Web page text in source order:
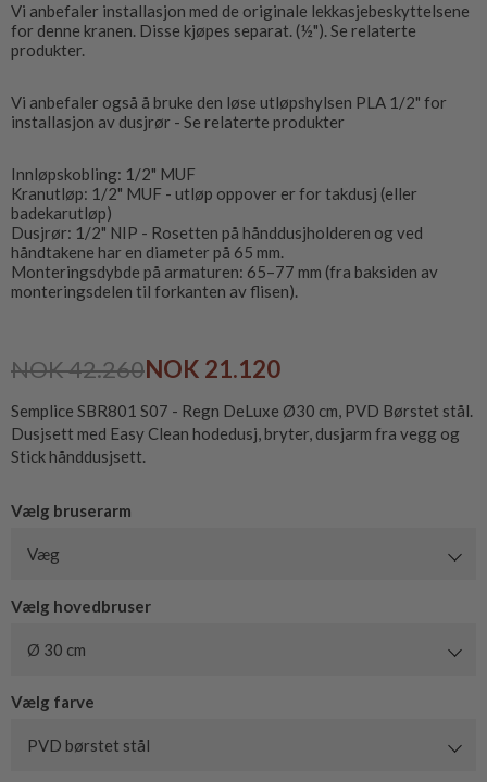
Vi anbefaler installasjon med de originale lekkasjebeskyttelsene
for denne kranen. Disse kjøpes separat. (½"). Se relaterte
produkter.
Vi anbefaler også å bruke den løse utløpshylsen PLA 1/2" for
installasjon av dusjrør - Se relaterte produkter
Innløpskobling: 1/2" MUF
Kranutløp: 1/2" MUF - utløp oppover er for takdusj (eller
badekarutløp)
Dusjrør: 1/2" NIP - Rosetten på hånddusjholderen og ved
håndtakene har en diameter på 65 mm.
Monteringsdybde på armaturen: 65–77 mm (fra baksiden av
monteringsdelen til forkanten av flisen).
NOK 42.260NOK 21.120
Semplice SBR801 S07 - Regn DeLuxe Ø30 cm, PVD Børstet stål.
Dusjsett med Easy Clean hodedusj, bryter, dusjarm fra vegg og
Stick hånddusjsett.
Vælg bruserarm
Væg
Vælg hovedbruser
Ø 30 cm
Vælg farve
PVD børstet stål